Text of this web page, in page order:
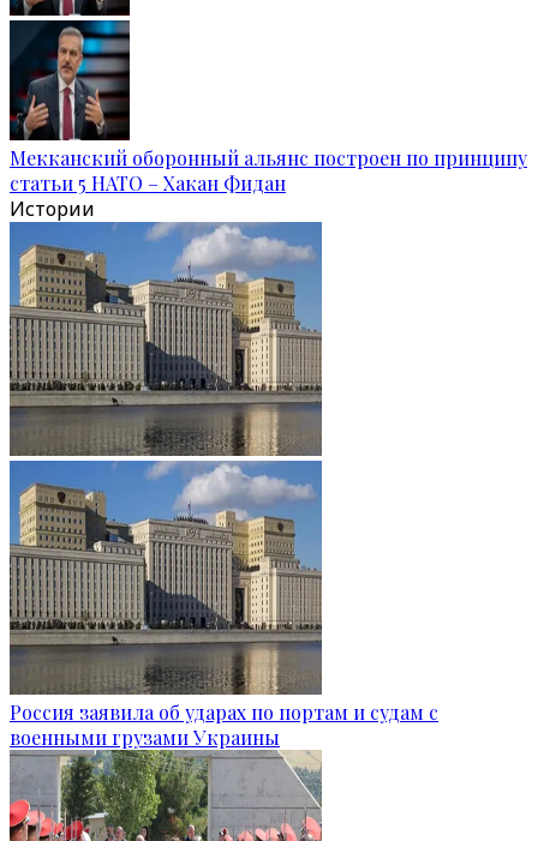
Мекканский оборонный альянс построен по принципу
статьи 5 НАТО – Хакан Фидан
Истории
Россия заявила об ударах по портам и судам с
военными грузами Украины